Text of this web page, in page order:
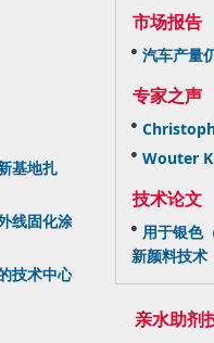
基地扎
线固化涂
技术中心
市场报告
汽车产量
专家之声
Wouter
技术论文
用于银色
新颜料技术
亲水助剂